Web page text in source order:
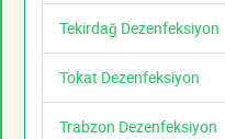
Tekirdağ Dezenfeksiyon
Tokat Dezenfeksiyon
Trabzon Dezenfeksiyon